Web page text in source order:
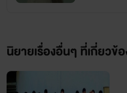
-
นิยายเรื่องอื่นๆ ที่เกี่ยวข้